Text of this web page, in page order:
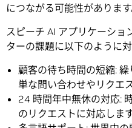
につながる可能性があります
スピーチ AI アプリケーショ
ターの課題に以下のように対
顧客の待ち時間の短縮:
単な問い合わせやリクエ
24 時間年中無休の対応:
のリクエストに対応します